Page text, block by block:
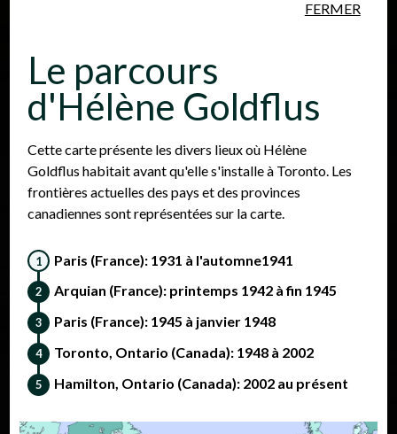
Personnes Lieux Événements
Le parcours
d'Hélène Goldflus
FERMER
Cette carte présente les divers lieux où Hélène
Goldflus habitait avant qu'elle s'installe à Toronto. Les
frontières actuelles des pays et des provinces
canadiennes sont représentées sur la carte.
Paris (France): 1931 à l'automne1941
Arquian (France): printemps 1942 à fin 1945
Paris (France): 1945 à janvier 1948
Toronto, Ontario (Canada): 1948 à 2002
Hamilton, Ontario (Canada): 2002 au présent